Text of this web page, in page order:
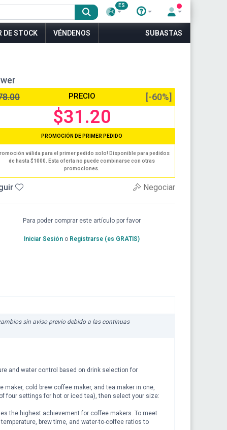
ES
DE STOCK VÉNDENOS SUBASTAS
PRECIO [-60%]
$31.20
PROMOCIÓN DE PRIMER PEDIDO
válida para el primer pedido solo! Disponible para pedidos
de hasta $1000. Esta oferta no puede combinarse con otras
promociones.
Negociar
Para poder comprar este artículo por favor
Iniciar Sesión o Registrarse (es GRATIS)
sin aviso previo debido a las continuas
and water control based on drink selection for
cold brew coffee maker, and tea maker in one,
four settings for hot or iced tea), then select your size:
the highest achievement for coffee makers. To meet
brew time, and water-to-coffee ratios to